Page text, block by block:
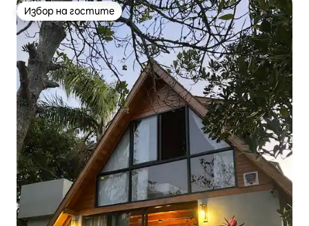
Избор на гостите
Избор на гостите